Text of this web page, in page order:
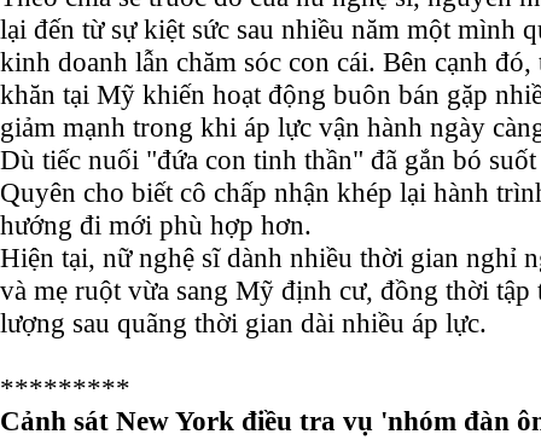
lại đến từ sự kiệt sức sau nhiều năm một mình
kinh doanh lẫn chăm sóc con cái. Bên cạnh
khăn tại Mỹ khiến hoạt động buôn bán gặp
giảm mạnh trong khi áp lực vận hành ngày
Dù tiếc nuối "đứa con tinh thần" đã gắn bó
Quyên cho biết cô chấp nhận khép lại hành
hướng đi mới phù hợp hơn.
Hiện tại, nữ nghệ sĩ dành nhiều thời gian nghỉ
và mẹ ruột vừa sang Mỹ định cư, đồng thời tập
lượng sau quãng thời gian dài nhiều áp lực.
*********
Cảnh sát New York điều tra vụ 'nhóm đàn